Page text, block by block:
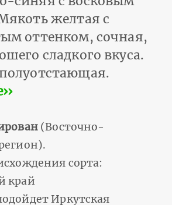
желтая с
оттенком, сочная,
сладкого вкуса.
(Восточно-
сорта:
край
Иркутская